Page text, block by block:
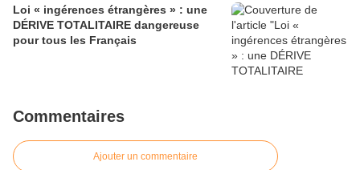
Loi « ingérences étrangères » : une
DÉRIVE TOTALITAIRE dangereuse
pour tous les Français
Commentaires
Ajouter un commentaire